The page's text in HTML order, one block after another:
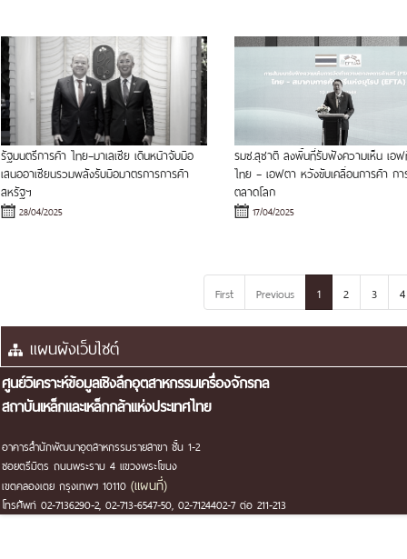
รัฐมนตรีการค้า ไทย–มาเลเซีย เดินหน้าจับมือ
เสนออาเซียนรวมพลังรับมือมาตรการการค้า
สหรัฐฯ
28/04/2025
รมช.สุชาติ ลงพื้นที่รับฟังความเห็น เอฟ
ไทย – เอฟตา หวังขับเคลื่อนการค้า ก
ตลาดโลก
17/04/2025
First Previous 1(current)
2 3 4
ศูนย์วิเคราะห์ข้อมูลเชิงลึกอุตสาหกรรมเครื่องจักรกล
สถาบันเหล็กและเหล็กกล้าแห่งประเทศไทย
อาคารสำนักพัฒนาอุตสาหกรรมรายสาขา ชั้น 1-2
ซอยตรีมิตร ถนนพระราม 4 แขวงพระโขนง
เขตคลองเตย กรุงเทพฯ 10110 (แผนที่)
โทรศัพท์ 02-7136290-2, 02-713-6547-50, 02-7124402-7 ต่อ 211-213